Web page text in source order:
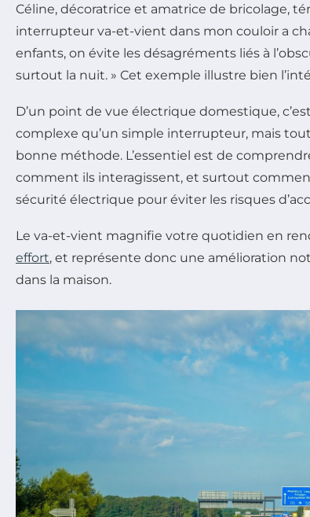
Céline, décoratrice et amatrice de bricolage,
interrupteur va-et-vient dans mon couloir a
enfants, on évite les désagréments liés à
surtout la nuit. » Cet exemple illustre bien
D’un point de vue électrique domestique,
complexe qu’un simple interrupteur, mais
bonne méthode. L’essentiel est de
comment ils interagissent, et surtout
sécurité électrique pour éviter les risques
Le va-et-vient magnifie votre quotidien en
effort, et représente donc une amélioration
dans la maison.